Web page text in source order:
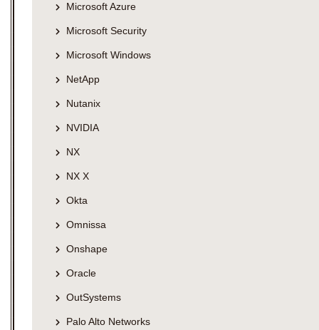
Microsoft Azure
Microsoft Security
Microsoft Windows
NetApp
Nutanix
NVIDIA
NX
NX X
Okta
Omnissa
Onshape
Oracle
OutSystems
Palo Alto Networks